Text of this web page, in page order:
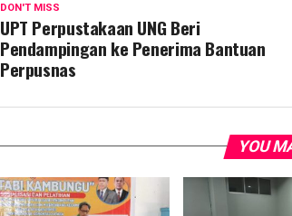
DON'T MISS
UPT Perpustakaan UNG Beri
Pendampingan ke Penerima Bantuan
Perpusnas
YOU